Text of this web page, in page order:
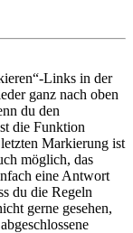
Links in der
ganz nach oben
du den
die Funktion
Markierung ist
möglich, das
eine Antwort
du die Regeln
gerne gesehen,